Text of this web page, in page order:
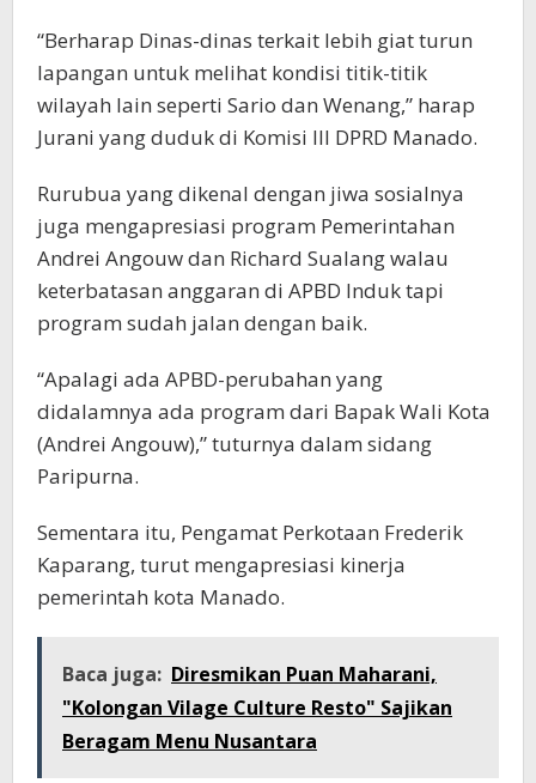
“Berharap Dinas-dinas terkait lebih giat turun
lapangan untuk melihat kondisi titik-titik
wilayah lain seperti Sario dan Wenang,” harap
Jurani yang duduk di Komisi III DPRD Manado.
Rurubua yang dikenal dengan jiwa sosialnya
juga mengapresiasi program Pemerintahan
Andrei Angouw dan Richard Sualang walau
keterbatasan anggaran di APBD Induk tapi
program sudah jalan dengan baik.
“Apalagi ada APBD-perubahan yang
didalamnya ada program dari Bapak Wali Kota
(Andrei Angouw),” tuturnya dalam sidang
Paripurna.
Sementara itu, Pengamat Perkotaan Frederik
Kaparang, turut mengapresiasi kinerja
pemerintah kota Manado.
Baca juga: Diresmikan Puan Maharani,
"Kolongan Vilage Culture Resto" Sajikan
Beragam Menu Nusantara